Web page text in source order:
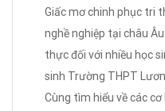
Giấc mơ chinh phục tri
nghề nghiệp tại châu
thực đối với nhiều học
sinh Trường THPT
Cùng tìm hiểu về các